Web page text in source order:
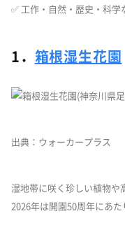
✅ 工作・自然・歴史・科
1． 箱根湿生花園
出典：ウォーカープラス
湿地帯に咲く珍しい植物や
2026年は開園50周年にあ